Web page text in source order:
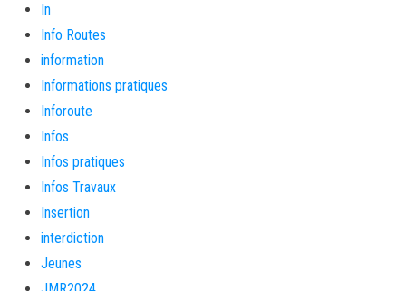
In
Info Routes
information
Informations pratiques
Inforoute
Infos
Infos pratiques
Infos Travaux
Insertion
interdiction
Jeunes